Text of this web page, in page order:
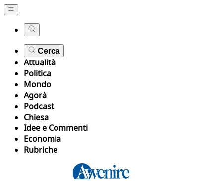
Cerca
Attualità
Politica
Mondo
Agorà
Podcast
Chiesa
Idee e Commenti
Economia
Rubriche